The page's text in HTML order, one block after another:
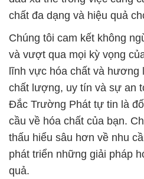
chất đa dạng và hiệu quả
Chúng tôi cam kết không
và vượt qua mọi kỳ vọng
lĩnh vực hóa chất và hương
chất lượng, uy tín và sự an
Đắc Trường Phát tự tin là
cầu về hóa chất của bạn.
thấu hiểu sâu hơn về nhu
phát triển những giải pháp
quả.